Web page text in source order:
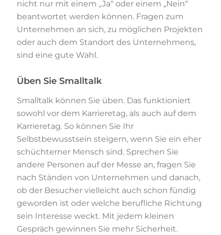
nicht nur mit einem „Ja“ oder einem „Nein“
beantwortet werden können. Fragen zum
Unternehmen an sich, zu möglichen Projekten
oder auch dem Standort des Unternehmens,
sind eine gute Wahl.
Üben Sie Smalltalk
Smalltalk können Sie üben. Das funktioniert
sowohl vor dem Karrieretag, als auch auf dem
Karrieretag. So können Sie Ihr
Selbstbewusstsein steigern, wenn Sie ein eher
schüchterner Mensch sind. Sprechen Sie
andere Personen auf der Messe an, fragen Sie
nach Ständen von Unternehmen und danach,
ob der Besucher vielleicht auch schon fündig
geworden ist oder welche berufliche Richtung
sein Interesse weckt. Mit jedem kleinen
Gespräch gewinnen Sie mehr Sicherheit.